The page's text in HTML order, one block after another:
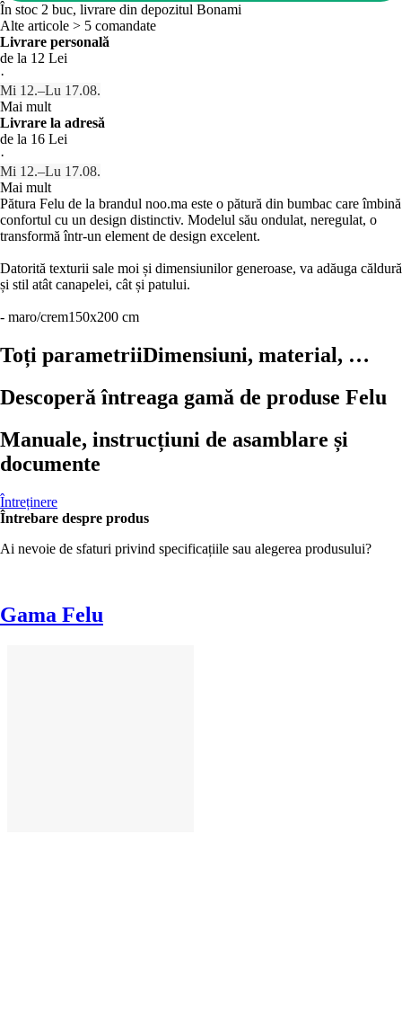
În stoc 2 buc, livrare din depozitul Bonami
Alte articole > 5 comandate
Livrare personală
de la 12 Lei
·
Mi 12.–Lu 17.08.
Mai mult
Livrare la adresă
de la 16 Lei
·
Mi 12.–Lu 17.08.
Mai mult
Pătura Felu de la brandul noo.ma este o pătură din bumbac care îmbină
confortul cu un design distinctiv. Modelul său ondulat, neregulat, o
transformă într-un element de design excelent.
Datorită texturii sale moi și dimensiunilor generoase, va adăuga căldură
și stil atât canapelei, cât și patului.
- maro/crem150x200 cm
Toți parametriiDimensiuni, material, …
Descoperă întreaga gamă de produse Felu
Manuale, instrucțiuni de asamblare și
documente
Întreținere
Întrebare despre produs
Ai nevoie de sfaturi privind specificațiile sau alegerea produsului?
Gama Felu